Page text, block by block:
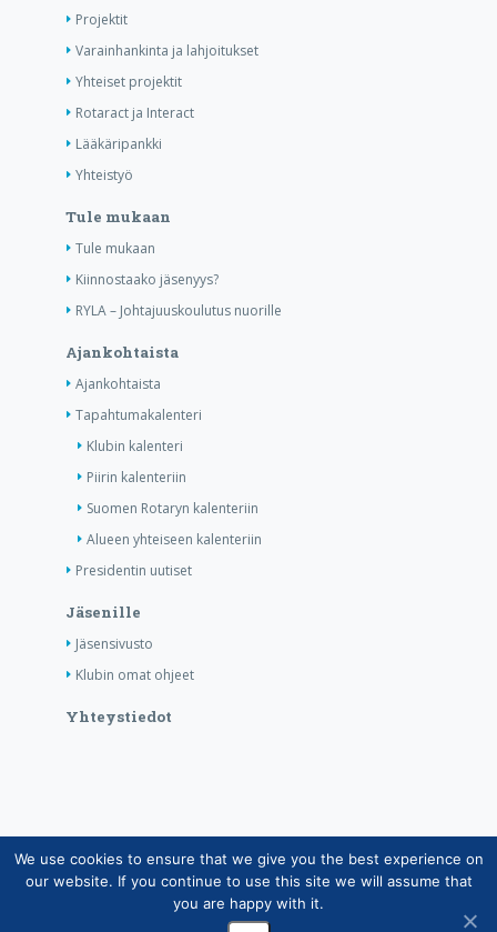
Projektit
Varainhankinta ja lahjoitukset
Yhteiset projektit
Rotaract ja Interact
Lääkäripankki
Yhteistyö
Tule mukaan
Tule mukaan
Kiinnostaako jäsenyys?
RYLA – Johtajuuskoulutus nuorille
Ajankohtaista
Ajankohtaista
Tapahtumakalenteri
Klubin kalenteri
Piirin kalenteriin
Suomen Rotaryn kalenteriin
Alueen yhteiseen kalenteriin
Presidentin uutiset
Jäsenille
Jäsensivusto
Klubin omat ohjeet
Yhteystiedot
Copyright © Suomen Rotarypalvelu ry 2026 |
Jäsentietojärjestelmän tietosuojaseloste|Henkilötietojen
käsittely Rotarytoiminnassa
We use cookies to ensure that we give you the best experience on
our website. If you continue to use this site we will assume that
you are happy with it.